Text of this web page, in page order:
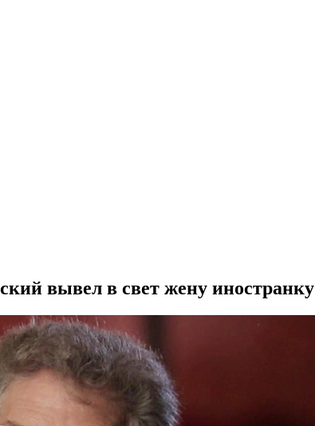
вывел в свет жену иностранку